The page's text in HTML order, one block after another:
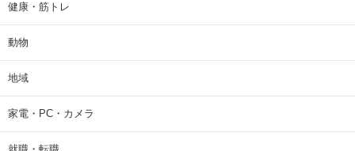
健康・筋トレ
動物
地域
家電・PC・カメラ